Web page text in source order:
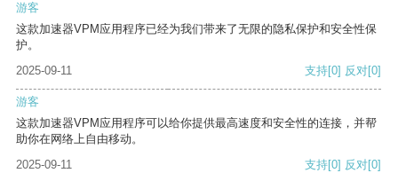
游客
这款加速器VPM应用程序已经为我们带来了无限的隐私保护和安全性保
护。
2025-09-11
支持[0] 反对[0]
游客
这款加速器VPM应用程序可以给你提供最高速度和安全性的连接，并帮
助你在网络上自由移动。
2025-09-11
支持[0] 反对[0]